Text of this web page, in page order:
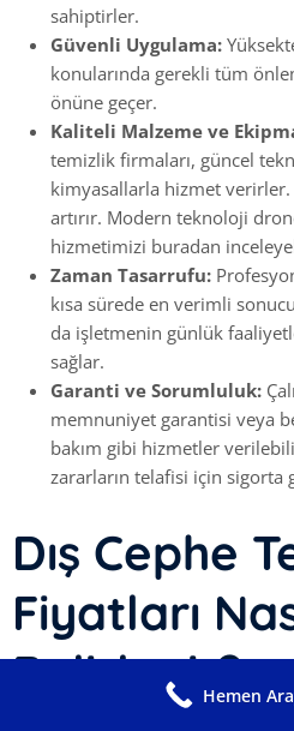
sahiptirler.
Güvenli Uygulama:
konularında gerekli tüm
önüne geçer.
Kaliteli Malzeme ve
temizlik firmaları, güncel
kimyasallarla hizmet
artırır. Modern teknoloji
hizmetimizi buradan
Zaman Tasarrufu:
kısa sürede en verimli
da işletmenin günlük
sağlar.
Garanti ve Sorumluluk:
memnuniyet garantisi veya
bakım gibi hizmetler
zararların telafisi için sigorta
Dış Cephe
Fiyatları
Belirlenir?
Hemen